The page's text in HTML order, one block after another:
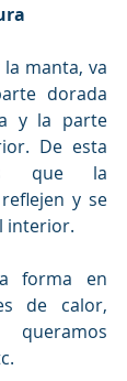
manta, va
dorada
y la parte
De esta
que la
y se
interior.
forma en
de calor,
queramos